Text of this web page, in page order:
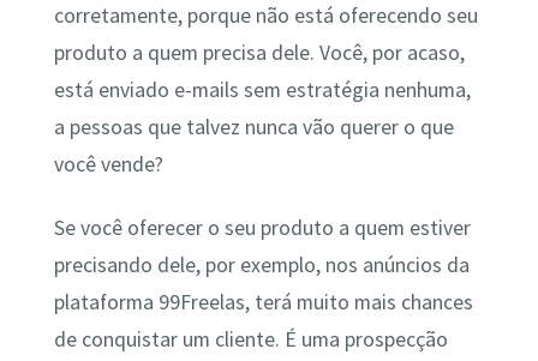
corretamente, porque não está oferecendo seu
produto a quem precisa dele. Você, por acaso,
está enviado e-mails sem estratégia nenhuma,
a pessoas que talvez nunca vão querer o que
você vende?
Se você oferecer o seu produto a quem estiver
precisando dele, por exemplo, nos anúncios da
plataforma 99Freelas, terá muito mais chances
de conquistar um cliente. É uma prospecção